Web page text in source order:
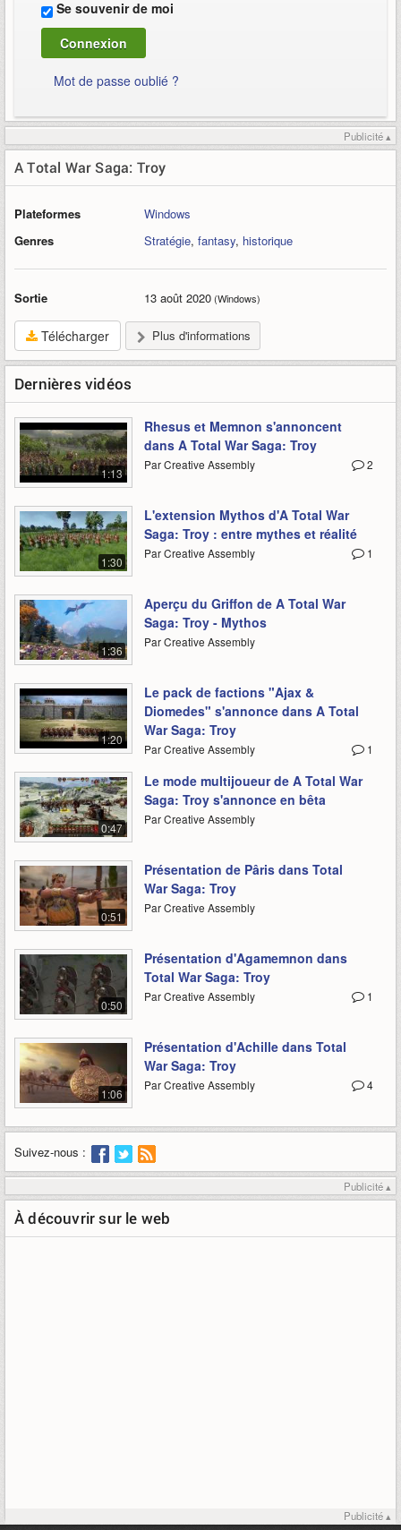
Se souvenir de moi
Mot de passe oublié ?
Publicité ▴
A Total War Saga: Troy
Plateformes
Windows
Genres
Stratégie, fantasy, historique
Sortie 13 août 2020(Windows)
Télécharger Plus d'informations
Dernières vidéos
1:13
Rhesus et Memnon s'annoncent
dans A Total War Saga: Troy
2
Par Creative Assembly
1:30
L'extension Mythos d'A Total War
Saga: Troy : entre mythes et réalité
1
Par Creative Assembly
1:36
Aperçu du Griffon de A Total War
Saga: Troy - Mythos
Par Creative Assembly
1:20
Le pack de factions "Ajax &
Diomedes" s'annonce dans A Total
War Saga: Troy
1
Par Creative Assembly
0:47
Le mode multijoueur de A Total War
Saga: Troy s'annonce en bêta
Par Creative Assembly
0:51
Présentation de Pâris dans Total
War Saga: Troy
Par Creative Assembly
0:50
Présentation d'Agamemnon dans
Total War Saga: Troy
1
Par Creative Assembly
1:06
Présentation d'Achille dans Total
War Saga: Troy
4
Par Creative Assembly
Suivez-nous :
Publicité ▴
À découvrir sur le web
Publicité ▴